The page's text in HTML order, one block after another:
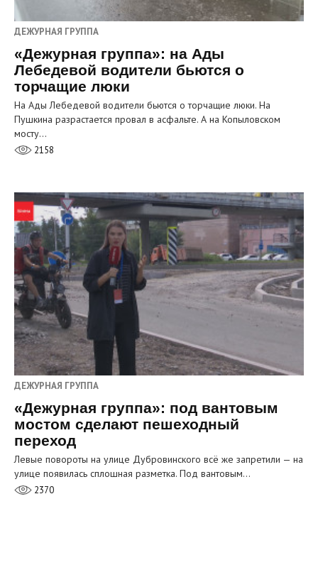
ДЕЖУРНАЯ ГРУППА
«Дежурная группа»: на Ады
Лебедевой водители бьются о
торчащие люки
На Ады Лебедевой водители бьются о торчащие люки. На
Пушкина разрастается провал в асфальте. А на Копыловском
мосту…
2158
ДЕЖУРНАЯ ГРУППА
«Дежурная группа»: под вантовым
мостом сделают пешеходный
переход
Левые повороты на улице Дубровинского всё же запретили — на
улице появилась сплошная разметка. Под вантовым…
2370